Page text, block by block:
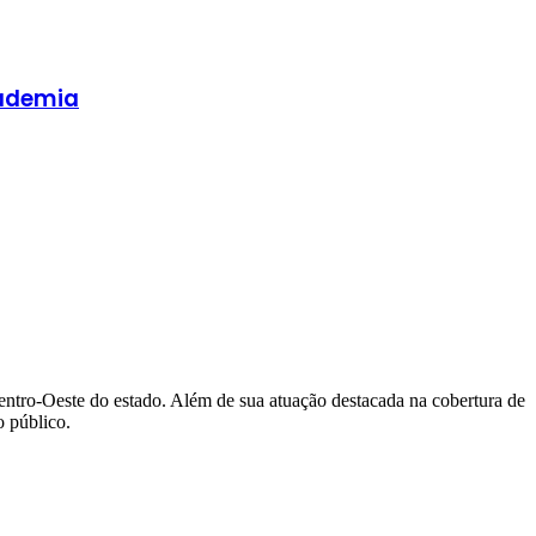
Oeste do estado. Além de sua atuação destacada na cobertura de
público.